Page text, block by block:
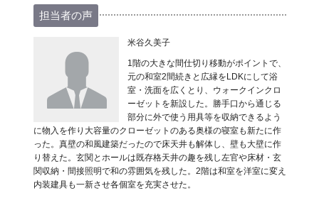
担当者の声
米谷久美子
1階の大きな間仕切り移動がポイントで、
元の和室2間続きと広縁をLDKにして浴
室・洗面を広くとり、ウォークインクロ
ーゼットを新設した。勝手口から通じる
部分に外で使う用具等を収納できるよう
に物入を作り大容量のクローゼットのある奥様の寝室も新たに作
った。真壁の和風建築だったので床天井も解体し、壁も大壁に作
り替えた。玄関とホールは既存格天井の趣を残し左官や床材・玄
関収納・間接照明で和の雰囲気を残した。2階は和室を洋室に変え
内装建具も一新させ各個室を充実させた。